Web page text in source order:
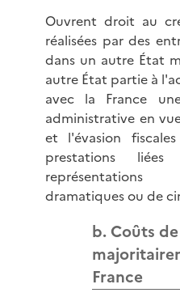
Ouvrent droit au
réalisées par des
dans un autre État
autre État partie à
avec la France
administrative en
et l'évasion
prestations
dramatiques ou de
b. Coûts
France